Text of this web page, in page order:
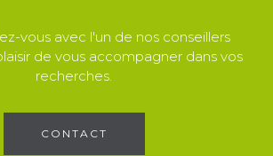
vous avec l'un de nos conseillers
de vous accompagner dans vos
recherches.
CONTACT